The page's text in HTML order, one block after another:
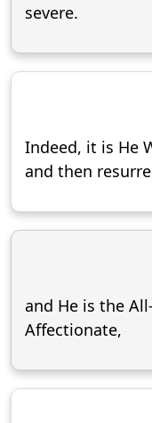
severe.
Indeed, it is He
and then
and He is the
Affectionate,